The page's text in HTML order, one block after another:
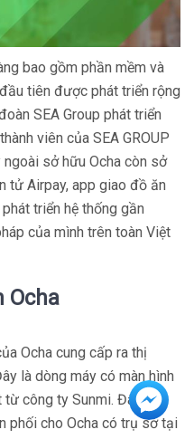
bao gồm phần mềm và
tiên được phát triển rộng
SEA Group phát triển
viên của SEA GROUP
ngoài sở hữu Ocha còn sở
tử Airpay, app giao đồ ăn
triển hệ thống gần
của mình trên toàn Việt
Ocha
Ocha cung cấp ra thị
là dòng máy có màn hình
công ty Sunmi. Đây là
phối cho Ocha có trụ sở tại